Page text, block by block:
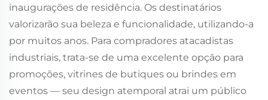
inaugurações de residência. Os destinatários
valorizarão sua beleza e funcionalidade, utilizando-a
por muitos anos. Para compradores atacadistas
industriais, trata-se de uma excelente opção para
promoções, vitrines de butiques ou brindes em
eventos — seu design atemporal atrai um público